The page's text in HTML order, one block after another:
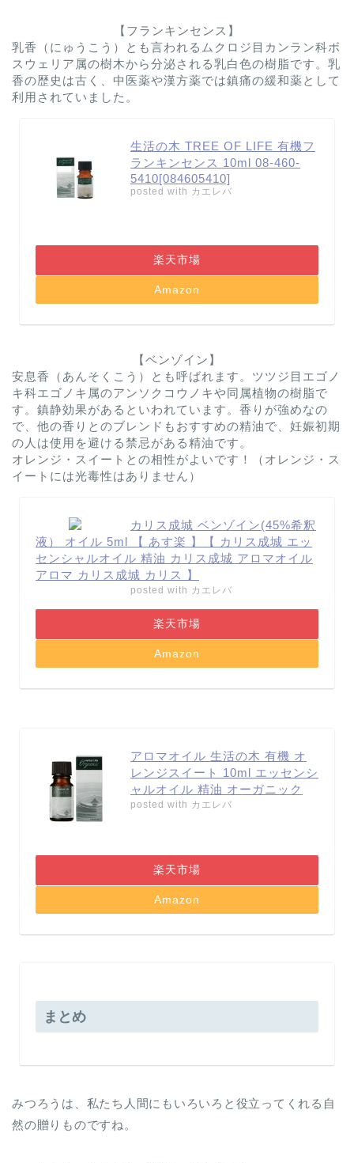
【フランキンセンス】
乳香（にゅうこう）とも言われるムクロジ目カンラン科ボ
スウェリア属の樹木から分泌される乳白色の樹脂です。乳
香の歴史は古く、中医薬や漢方薬では鎮痛の緩和薬として
利用されていました。
生活の木 TREE OF LIFE 有機フ
ランキンセンス 10ml 08-460-
5410[084605410]
posted with カエレバ
楽天市場
Amazon
【ベンゾイン】
安息香（あんそくこう）とも呼ばれます。ツツジ目エゴノ
キ科エゴノキ属のアンソクコウノキや同属植物の樹脂で
す。鎮静効果があるといわれています。香りが強めなの
で、他の香りとのブレンドもおすすめの精油で、妊娠初期
の人は使用を避ける禁忌がある精油です。
オレンジ・スイートとの相性がよいです！（オレンジ・ス
イートには光毒性はありません）
カリス成城 ベンゾイン(45%希釈
液） オイル 5ml 【 あす楽 】【 カリス成城 エッ
センシャルオイル 精油 カリス成城 アロマオイル
アロマ カリス成城 カリス 】
posted with カエレバ
楽天市場
Amazon
アロマオイル 生活の木 有機 オ
レンジスイート 10ml エッセンシ
ャルオイル 精油 オーガニック
posted with カエレバ
楽天市場
Amazon
まとめ
みつろうは、私たち人間にもいろいろと役立ってくれる自
然の贈りものですね。